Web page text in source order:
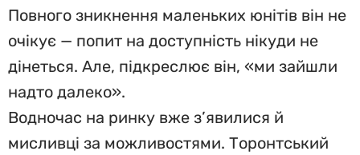
Повного зникнення маленьких юнітів він не
очікує — попит на доступність нікуди не
дінеться. Але, підкреслює він, «ми зайшли
надто далеко».
Водночас на ринку вже з’явилися й
мисливці за можливостями. Торонтський